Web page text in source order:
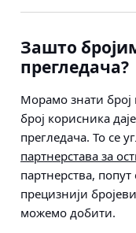
Зашто
прегледача?
Морамо знати
број корисника
прегледача. То се
партнерстава за
партнерства, попут
прецизнији
можемо добити.